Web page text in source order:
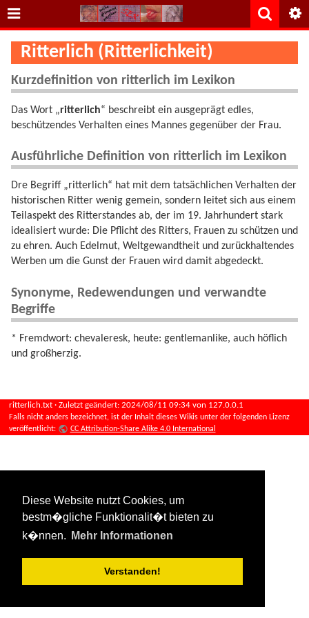
Diese Website nutzt Cookies, um
bestm�gliche Funktionalit�t bieten zu
k�nnen.
Mehr Informationen
Verstanden!
Ritterlich (Ritterlichkeit)
Kurzdefinition von ritterlich im Lexikon
Das Wort „ritterlich“ beschreibt ein ausgeprägt edles,
beschützendes Verhalten eines Mannes gegenüber der Frau.
Ausführliche Definition von ritterlich im Lexikon
Dre Begriff „ritterlich“ hat mit dem tatsächlichen Verhalten der
historischen Ritter wenig gemein, sondern leitet sich aus einem
Teilaspekt des Ritterstandes ab, der im 19. Jahrhundert stark
idealisiert wurde: Die Pflicht des Ritters, Frauen zu schützen und
zu ehren. Auch Edelmut, Weltgewandtheit und zurückhaltendes
Werben um die Gunst der Frauen wird damit abgedeckt.
Synonyme, Redewendungen und verwandte
Begriffe
* Fremdwort: chevaleresk, heute: gentlemanlike, auch höflich
und großherzig.
ritterlich.txt · Zuletzt geändert: 2024/08/11 09:34 von 127.0.0.1
Falls nicht anders bezeichnet, ist der Inhalt dieses Wikis unter der folgenden Lizenz
veröffentlicht:
CC Attribution-Share Alike 4.0 International